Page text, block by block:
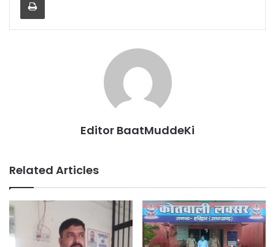
Editor BaatMuddeKi
Related Articles